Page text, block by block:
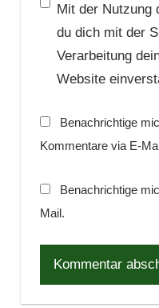
Mit der Nutzung
du dich mit der
Verarbeitung
Website
Benachrichtige
Kommentare via E-
Benachrichtige
Mail.